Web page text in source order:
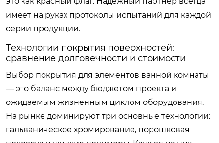
имеет на руках протоколы испытаний для каждой
серии продукции.
Технологии покрытия поверхностей:
сравнение долговечности и стоимости
Выбор покрытия для элементов ванной комнаты
— это баланс между бюджетом проекта и
ожидаемым жизненным циклом оборудования.
На рынке доминируют три основные технологии:
гальваническое хромирование, порошковая